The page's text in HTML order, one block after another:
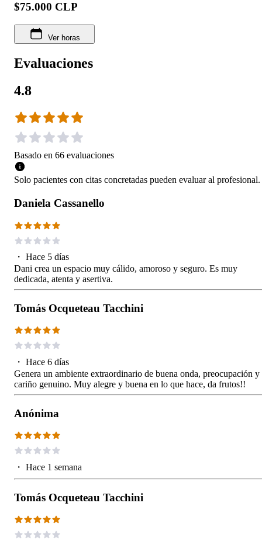
$75.000 CLP
Ver horas
Evaluaciones
4.8
Basado en 66 evaluaciones
Solo pacientes con citas concretadas pueden evaluar al profesional.
Daniela Cassanello
・ Hace 5 días
Dani crea un espacio muy cálido, amoroso y seguro. Es muy
dedicada, atenta y asertiva.
Tomás Ocqueteau Tacchini
・ Hace 6 días
Genera un ambiente extraordinario de buena onda, preocupación y
cariño genuino. Muy alegre y buena en lo que hace, da frutos!!
Anónima
・ Hace 1 semana
Tomás Ocqueteau Tacchini